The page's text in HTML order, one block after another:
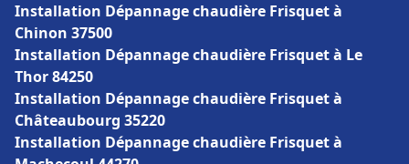
Installation Dépannage chaudière Frisquet à
Chinon 37500
Installation Dépannage chaudière Frisquet à Le
Thor 84250
Installation Dépannage chaudière Frisquet à
Châteaubourg 35220
Installation Dépannage chaudière Frisquet à